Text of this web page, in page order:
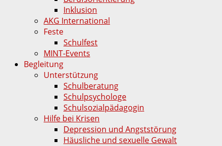
Inklusion
AKG International
Feste
Schulfest
MINT-Events
Begleitung
Unterstützung
Schulberatung
Schulpsychologe
Schulsozialpädagogin
Hilfe bei Krisen
Depression und Angststörung
Häusliche und sexuelle Gewalt